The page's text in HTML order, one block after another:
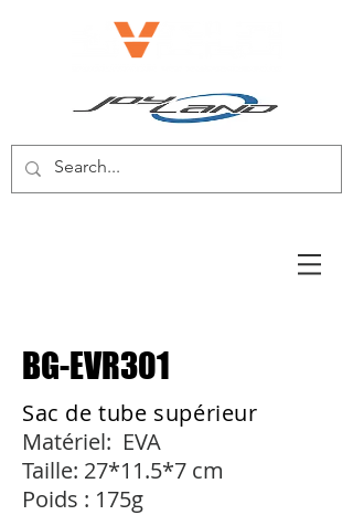
BG-EVR301
Sac de tube supérieur
Matériel: EVA
Taille: 27*11.5*7 cm
Poids : 175g